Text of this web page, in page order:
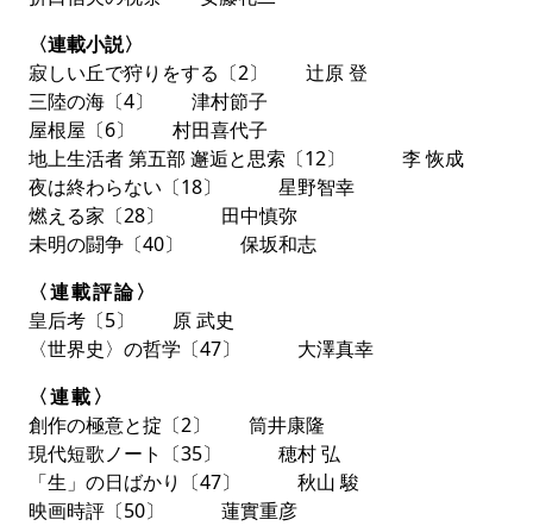
う一人の主人公である女性探偵が登場。彼女もまた、男
に酷く苦しめられた過去があったのだった。
〈連載小説〉
寂しい丘で狩りをする〔2〕 辻原 登
三陸の海〔4〕 津村節子
屋根屋〔6〕 村田喜代子
地上生活者 第五部 邂逅と思索〔12〕 李 恢成
夜は終わらない〔18〕 星野智幸
燃える家〔28〕 田中慎弥
未明の闘争〔40〕 保坂和志
〈連載評論〉
皇后考〔5〕 原 武史
〈世界史〉の哲学〔47〕 大澤真幸
〈連載〉
創作の極意と掟〔2〕 筒井康隆
現代短歌ノート〔35〕 穂村 弘
「生」の日ばかり〔47〕 秋山 駿
映画時評〔50〕 蓮實重彦